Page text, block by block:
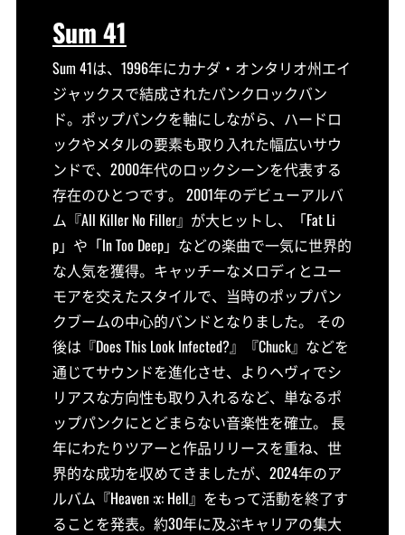
Sum 41
Sum 41は、1996年にカナダ・オンタリオ州エイ
ジャックスで結成されたパンクロックバン
ド。ポップパンクを軸にしながら、ハードロ
ックやメタルの要素も取り入れた幅広いサウ
ンドで、2000年代のロックシーンを代表する
存在のひとつです。 2001年のデビューアルバ
ム『All Killer No Filler』が大ヒットし、「Fat Li
p」や「In Too Deep」などの楽曲で一気に世界的
な人気を獲得。キャッチーなメロディとユー
モアを交えたスタイルで、当時のポップパン
クブームの中心的バンドとなりました。 その
後は『Does This Look Infected?』『Chuck』などを
通じてサウンドを進化させ、よりヘヴィでシ
リアスな方向性も取り入れるなど、単なるポ
ップパンクにとどまらない音楽性を確立。 長
年にわたりツアーと作品リリースを重ね、世
界的な成功を収めてきましたが、2024年のア
ルバム『Heaven :x: Hell』をもって活動を終了す
ることを発表。約30年に及ぶキャリアの集大